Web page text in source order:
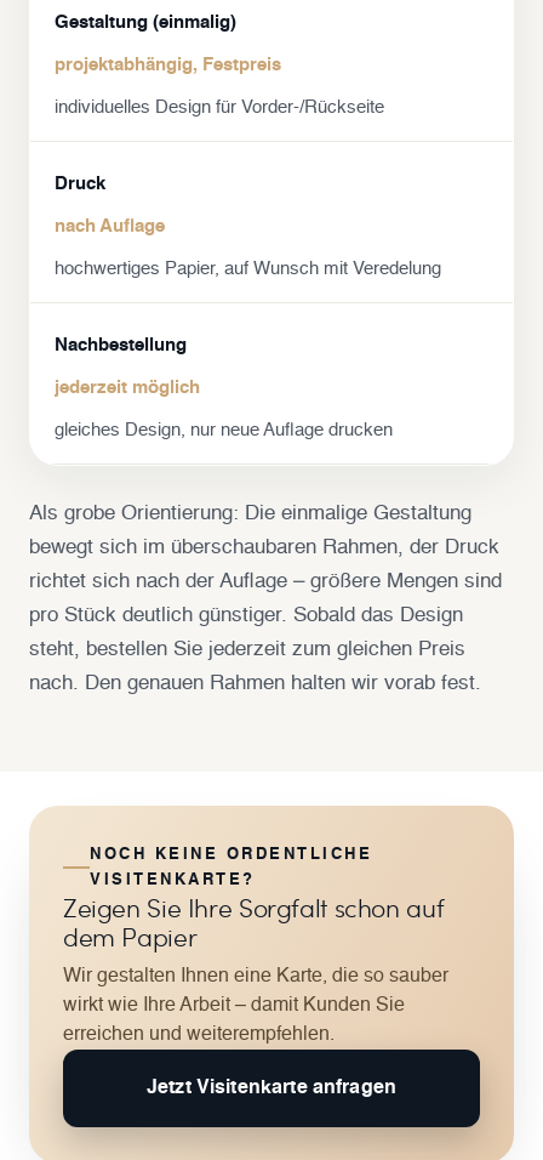
Gestaltung (einmalig)
projektabhängig, Festpreis
individuelles Design für Vorder-/Rückseite
Druck
nach Auflage
hochwertiges Papier, auf Wunsch mit Veredelung
Nachbestellung
jederzeit möglich
gleiches Design, nur neue Auflage drucken
Als grobe Orientierung: Die einmalige Gestaltung
bewegt sich im überschaubaren Rahmen, der Druck
richtet sich nach der Auflage – größere Mengen sind
pro Stück deutlich günstiger. Sobald das Design
steht, bestellen Sie jederzeit zum gleichen Preis
nach. Den genauen Rahmen halten wir vorab fest.
NOCH KEINE ORDENTLICHE
VISITENKARTE?
Zeigen Sie Ihre Sorgfalt schon auf
dem Papier
Wir gestalten Ihnen eine Karte, die so sauber
wirkt wie Ihre Arbeit – damit Kunden Sie
erreichen und weiterempfehlen.
Jetzt Visitenkarte anfragen